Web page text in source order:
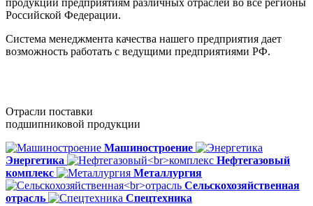
Российской Федерации.
Система менеджмента качества нашего предприятия дает
возможность работать с ведущими предприятиями РФ.
Отрасли поставки
подшипниковой продукции
Машиностроение
Энергетика
Нефтегазовый
комплекс
Металлургия
Сельскохозяйственная
отрасль
Спецтехника